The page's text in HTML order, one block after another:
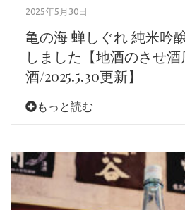
2025年5月30日
亀の海 蝉しぐれ 純米吟
しました【地酒のさせ
酒/2025.5.30更新】
もっと読む